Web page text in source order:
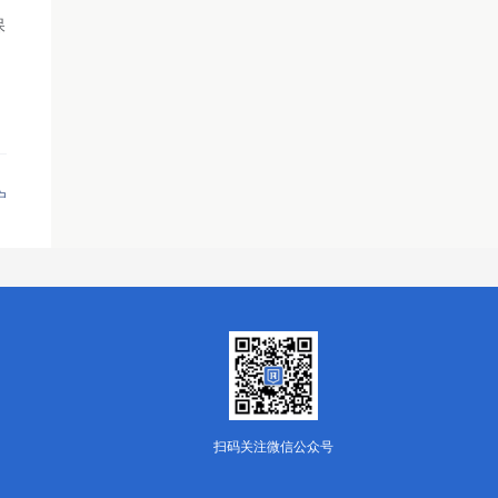
扫码关注微信公众号